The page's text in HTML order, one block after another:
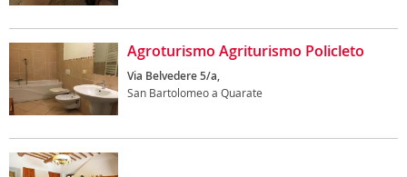
Agroturismo Agriturismo Policleto
Via Belvedere 5/a,
San Bartolomeo a Quarate